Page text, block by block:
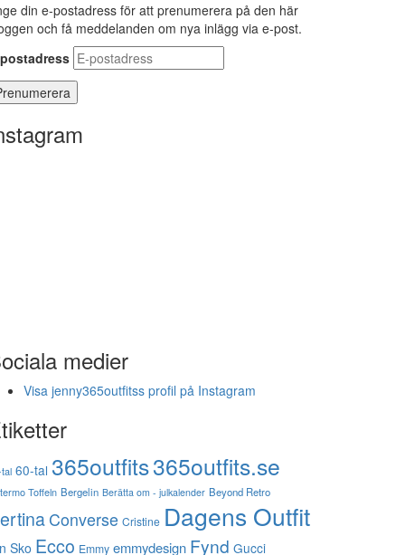
din e-postadress för att prenumerera på den här
och få meddelanden om nya inlägg via e-post.
medier
Visa jenny365outfitss profil på Instagram
60-tal 365outfits365outfits.se
Toffeln Bergelin Berätta om - julkalender Beyond Retro
Converse Cristine Dagens Outfit
Sko Ecco Emmy emmydesign Fynd Gucci